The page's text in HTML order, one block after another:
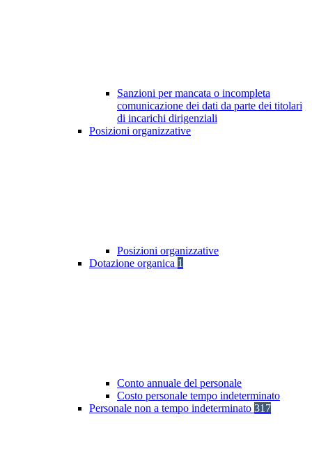
Sanzioni per mancata o incompleta
comunicazione dei dati da parte dei titolari
di incarichi dirigenziali
Posizioni organizzative
Posizioni organizzative
Dotazione organica 1
Conto annuale del personale
Costo personale tempo indeterminato
Personale non a tempo indeterminato 317